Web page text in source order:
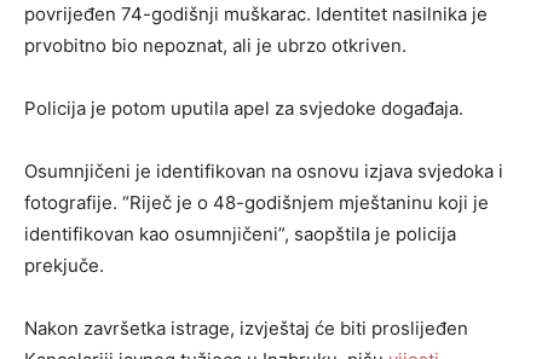
povrijeđen 74-godišnji muškarac. Identitet nasilnika je
prvobitno bio nepoznat, ali je ubrzo otkriven.
Policija je potom uputila apel za svjedoke događaja.
Osumnjičeni je identifikovan na osnovu izjava svjedoka i
fotografije. “Riječ je o 48-godišnjem mještaninu koji je
identifikovan kao osumnjičeni”, saopštila je policija
prekjuče.
Nakon završetka istrage, izvještaj će biti proslijeđen